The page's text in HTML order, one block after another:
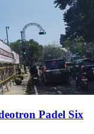
Padel Six